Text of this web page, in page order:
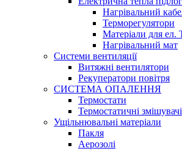
Нагрівальний
Терморегулятори
Матеріали для ел.
Нагрівальний мат
Системи вентиляції
Витяжні вентилятори
Рекуператори повітря
СИСТЕМА ОПАЛЕННЯ
Термостати
Термостатичні змішувачі
Ущільнювальні матеріали
Пакля
Аерозолі